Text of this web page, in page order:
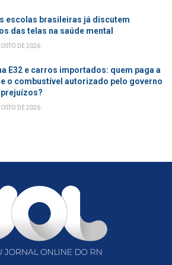
escolas brasileiras já discutem
das telas na saúde mental
DE 2026
E32 e carros importados: quem paga a
o combustível autorizado pelo governo
DE 2026